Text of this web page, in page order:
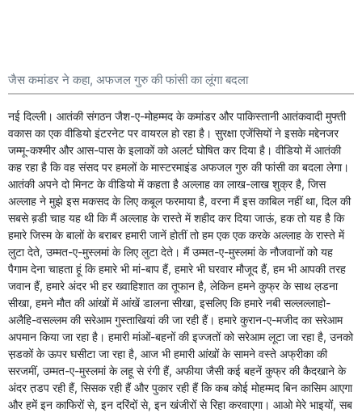
जैस कमांडर ने कहा, अफजल गुरु की फांसी का लूंगा बदला
नई दिल्ली। आतंकी संगठन जैश-ए-मोहम्मद के कमांडर और पाकिस्तानी आतंकवादी मुफ्ती
वकास का एक वीडियो इंटरनेट पर वायरल हो रहा है। सुरक्षा एजेंसियों ने इसके मद्देनजर
जम्मू-कश्मीर और आस-पास के इलाकों को अलर्ट घोषित कर दिया है। वीडियो में आतंकी
कह रहा है कि वह संसद पर हमलों के मास्टरमाइंड अफजल गुरु की फांसी का बदला लेगा।
आतंकी अपने दो मिनट के वीडियो में कहता है अल्लाह का लाख-लाख शुक्र है, जिस
अल्लाह ने मुझे इस मकसद के लिए कबूल फरमाया है, वरना मैं इस काबिल नहीं था, दिल की
सबसे ब़डी चाह यह थी कि मैं अल्लाह के रास्ते में शहीद कर दिया जाऊं, हक तो यह है कि
हमारे जिस्म के बालों के बराबर हमारी जानें होतीं तो हम एक एक करके अल्लाह के रास्ते में
लुटा देते, उम्मत-ए-मुस्लमां के लिए लुटा देते। मैं उम्मत-ए-मुस्लमां के नौजवानों को यह
पैगाम देना चाहता हूं कि हमारे भी मां-बाप हैं, हमारे भी घरवार मौजूद हैं, हम भी आपकी तरह
जवान हैं, हमारे अंदर भी हर ख्वाहिशात का तूफान है, लेकिन हमने कुफ्र के साथ ल़डना
सीखा, हमने मौत की आंखों में आंखें डालना सीखा, इसलिए कि हमारे नबी सल्लल्लाहो-
अलैहि-वसल्लम की सरेआम गुस्ताखियां की जा रही हैं। हमारे कुरान-ए-मजीद का सरेआम
अपमान किया जा रहा है। हमारी मांओं-बहनों की इज्जतों को सरेआम लूटा जा रहा है, उनको
स़डकों के ऊपर घसीटा जा रहा है, आज भी हमारी आंखों के सामने वस्ते अफ्रीका की
सरजमीं, उम्मत-ए-मुस्लमां के लहू से रंगी हैं, अफीया जैसी कई बहनें कुफ्र की कैदखाने के
अंदर त़डप रही हैं, सिसक रही हैं और पुकार रही हैं कि कब कोई मोहम्मद बिन कासिम आएगा
और हमें इन काफिरों से, इन दरिंदों से, इन खंजीरों से रिहा करवाएगा। आओ मेरे भाइयों, सब